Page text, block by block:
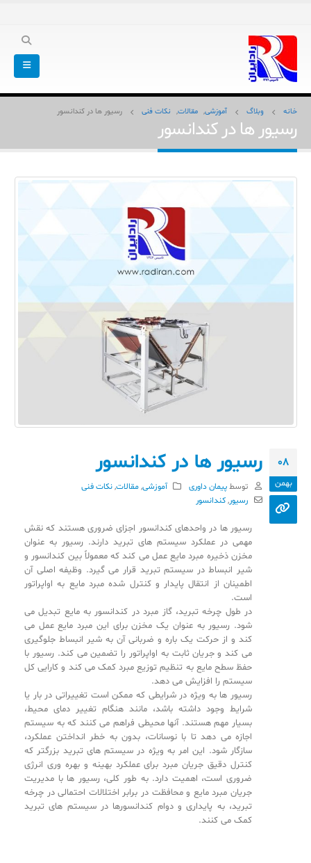
خانه وبلاگ آموزشی, مقالات, نکات فنی رسیور ها در کندانسور
رسیور ها در کندانسور
08
بهمن
رسیور ها در کندانسور
توسط پیمان داوری آموزشی,مقالات,نکات فنی
رسیور,کندانسور
رسیور ها در واحدهای کندانسور اجزای ضروری هستند که نقش
مهمی در عملکرد سیستم های تبرید دارند. رسیور به عنوان
مخزن ذخیره مبرد مایع عمل می کند که معمولاً بین کندانسور و
شیر انبساط در سیستم تبرید قرار می گیرد. وظیفه اصلی آن
اطمینان از انتقال پایدار و کنترل شده مبرد مایع به اواپراتور
است.
در طول چرخه تبرید، گاز مبرد در کندانسور به مایع تبدیل می
شود. رسیور به عنوان یک مخزن برای این مبرد مایع عمل می
کند و از حرکت یک باره و ضربانی آن به شیر انبساط جلوگیری
می کند و جریان ثابت به اواپراتور را تضمین می کند. رسیور با
حفظ سطح مایع به تنظیم توزیع مبرد کمک می کند و کارایی کل
سیستم را افزایش می دهد.
رسیور ها به ویژه در شرایطی که ممکن است تغییراتی در بار یا
شرایط وجود داشته باشد، مانند هنگام تغییر دمای محیط،
بسیار مهم هستند. آنها محیطی فراهم می کنند که به سیستم
اجازه می دهد تا با نوسانات، بدون به خطر انداختن عملکرد،
سازگار شود. این امر به ویژه در سیستم های تبرید بزرگتر که
کنترل دقیق جریان مبرد برای عملکرد بهینه و بهره وری انرژی
ضروری است، اهمیت دارد. به طور کلی، رسیور ها با مدیریت
جریان مبرد مایع و محافظت در برابر اختلالات احتمالی در چرخه
تبرید، به پایداری و دوام کندانسورها در سیستم های تبرید
کمک می کنند.